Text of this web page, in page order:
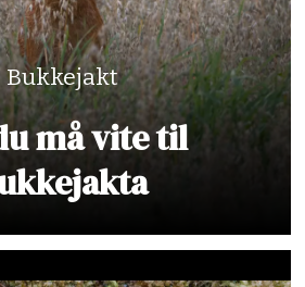
Bukkejakt
må vite til